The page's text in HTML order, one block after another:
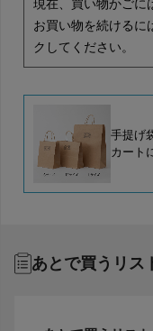
現在、買い物かごに
お買い物を続けるに
クしてください。
手提げ
カート
あとで買うリス